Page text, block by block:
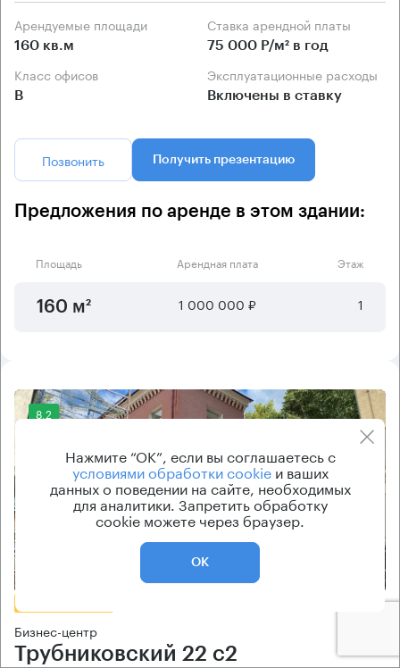
Арендуемые площади
160 кв.м
Ставка арендной платы
75 000 Р/м² в год
Класс офисов
B
Эксплуатационные расходы
Включены в ставку
Позвонить Получить презентацию
Предложения по аренде в этом здании:
Площадь Арендная плата Этаж
160 м² 1 000 000 ₽ 1
8.2
Бизнес-центр
Трубниковский 22 с2
Нажмите “ОК”, если вы соглашаетесь с
условиями обработки cookieи ваших
данных о поведении на сайте, необходимых
для аналитики. Запретить обработку
cookie можете через браузер.
ОК